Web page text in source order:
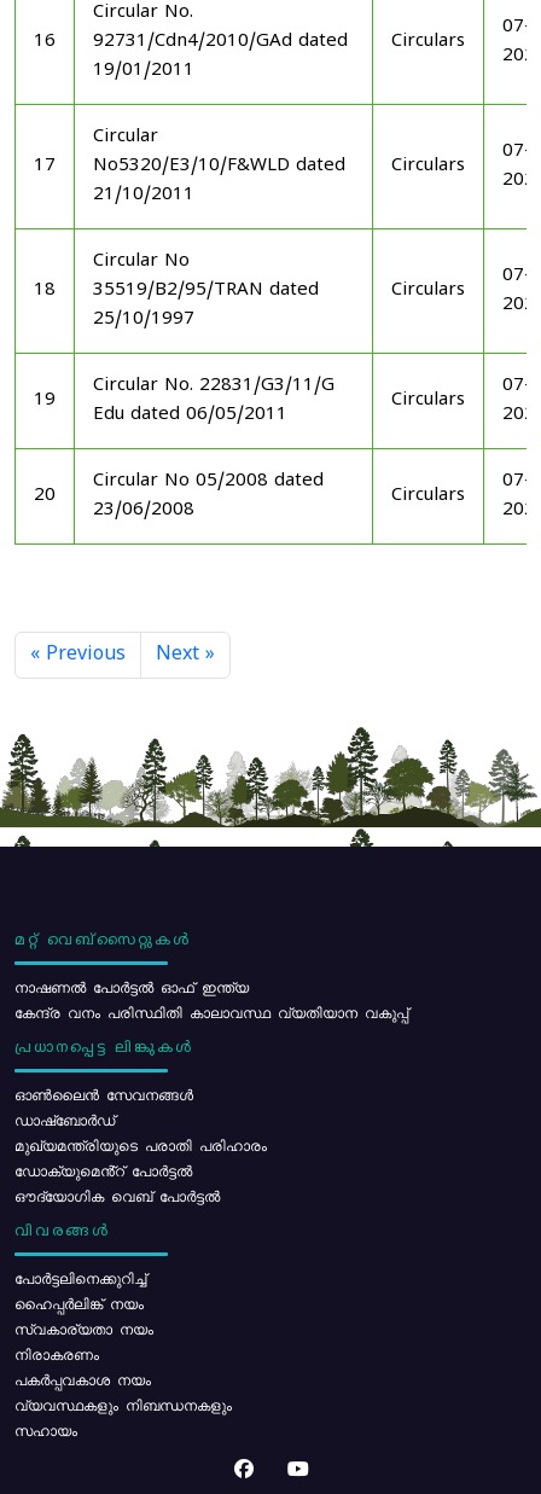
16
Circular No.
92731/Cdn4/2010/GAd dated
19/01/2011
Circulars
07-
17
Circular
No5320/E3/10/F&WLD dated
21/10/2011
Circulars
07-
18
Circular No
35519/B2/95/TRAN dated
25/10/1997
Circulars
07-
19
Circular No. 22831/G3/11/G
Edu dated 06/05/2011
Circulars
07-
20
Circular No 05/2008 dated
23/06/2008
Circulars
07-
« Previous Next »
മറ്റ് വെബ്സൈറ്റുകൾ
നാഷണൽ പോർട്ടൽ ഓഫ് ഇന്ത്യ
കേന്ദ്ര വനം പരിസ്ഥിതി കാലാവസ്ഥ വ്യതിയാന വകുപ്പ്
പ്രധാനപ്പെട്ട ലിങ്കുകൾ
ഓൺലൈൻ സേവനങ്ങൾ
ഡാഷ്ബോർഡ്
മുഖ്യമന്ത്രിയുടെ പരാതി പരിഹാരം
ഡോക്യുമെൻ്റ് പോർട്ടൽ
ഔദ്യോഗിക വെബ് പോർട്ടൽ
വിവരങ്ങൾ
പോര്‍ട്ടലിനെക്കുറിച്ച്
ഹൈപ്പർലിങ്ക് നയം
സ്വകാര്യതാ നയം
നിരാകരണം
പകർപ്പവകാശ നയം
വ്യവസ്ഥകളും നിബന്ധനകളും
സഹായം